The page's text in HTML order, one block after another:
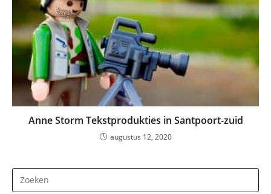
Anne Storm Tekstprodukties in Santpoort-zuid
augustus 12, 2020
op